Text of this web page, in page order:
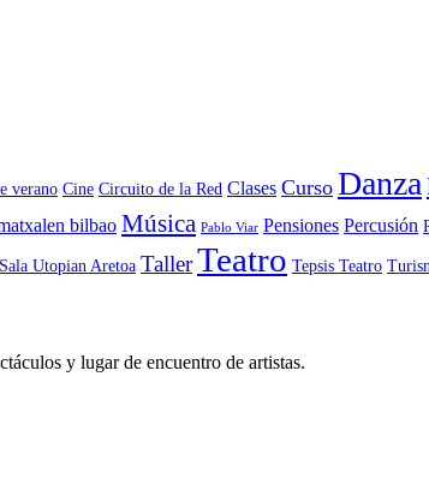
verano Cine Circuito de la Red Clases Curso Danza
bilbao Música Pablo Viar Pensiones Percusión
Sala Utopian Aretoa TallerTeatro Tepsis Teatro
y lugar de encuentro de artistas.